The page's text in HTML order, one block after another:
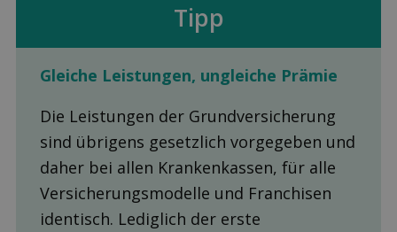
Tipp
Gleiche Leis­tungen, ungleiche Prämie
Die Leistungen der Grundversicherung
sind übrigens gesetzlich vorgegeben und
daher bei allen Krankenkassen, für alle
Versicherungsmodelle und Franchisen
identisch. Lediglich der erste